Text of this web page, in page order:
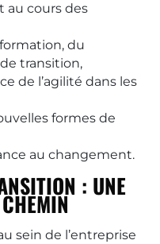
au cours des
du
transition,
de l’agilité dans les
formes de
au changement.
: UNE
sein de l’entreprise